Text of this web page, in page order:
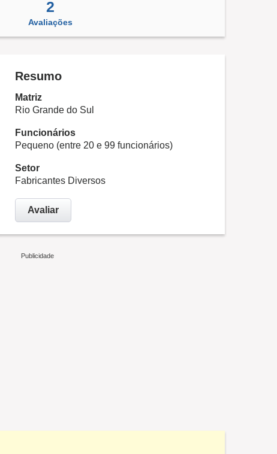
2
Avaliações
Resumo
Matriz
Rio Grande do Sul
Funcionários
Pequeno (entre 20 e 99 funcionários)
Setor
Fabricantes Diversos
Avaliar